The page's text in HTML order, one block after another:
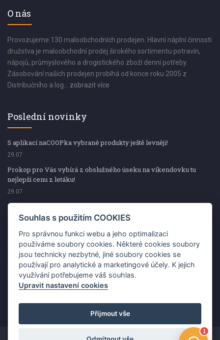
O nás
Provozujeme 130 maloobchodních prodejen. Hlavní náplní činnosti
družstva je maloobchodní prodej širokého sortimentu potravin,
nápojů, průmyslového a drogistického zboží denní potřeby.
Zásobování našich prodejen probíhá od konce roku 2005 z
Distribučního a log... zobrazit více
Poslední novinky
S aplikací naCOOPka vybrané produkty ještě levněji!
29.07
Prokop pro Vás vybírá z obslužného úseku na víkendovku tu
nejlepší cenu z letáku!
29.07
Prokop pro Vás vybírá z obslužného úseku na víkendovku tu
nejlepší cenu z letáku!
Kup špekáčky od Váhaly a vyhraj s naCOOPkou sekerku Fiskars
29.07
Prokop pro Vás vybírá na víkendovku ty nejlepší ceny z letáku!
29.07
Souhlas s použitím COOKIES
Pro správnou funkci webu a jeho optimalizaci
používáme soubory cookies. Některé cookies soubory
jsou technicky nezbytné, jiné soubory cookies se
používají pro analytické a marketingové účely. K jejich
využívání potřebujeme váš souhlas.
Upravit nastavení cookies
Přijmout vše